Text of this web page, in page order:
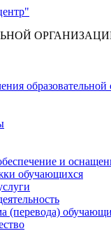
образовательной
и
обучающихся
(перевода)